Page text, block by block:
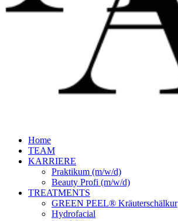
Home
TEAM
KARRIERE
Praktikum (m/w/d)
Beauty Profi (m/w/d)
TREATMENTS
GREEN PEEL® Kräuterschälkur
Hydrofacial